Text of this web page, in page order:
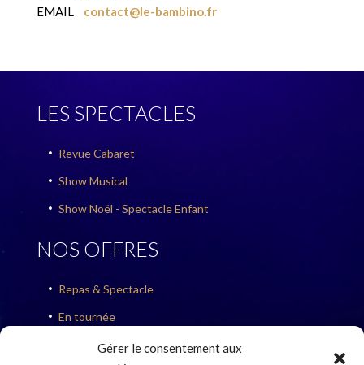
Gérer le consentement aux
EMAIL
contact@le-bambino.fr
LES SPECTACLES
 Revue Cabaret
 Show Musical
 Show Noël - Spectacle Enfant
NOS OFFRES
 Repas & Spectacle
 En tournée
Concerts